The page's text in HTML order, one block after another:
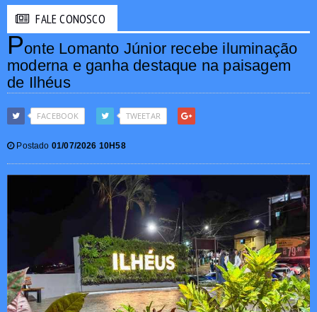
FALE CONOSCO
Ponte Lomanto Júnior recebe iluminação
moderna e ganha destaque na paisagem
de Ilhéus
FACEBOOK TWEETAR
Postado 01/07/2026 10H58